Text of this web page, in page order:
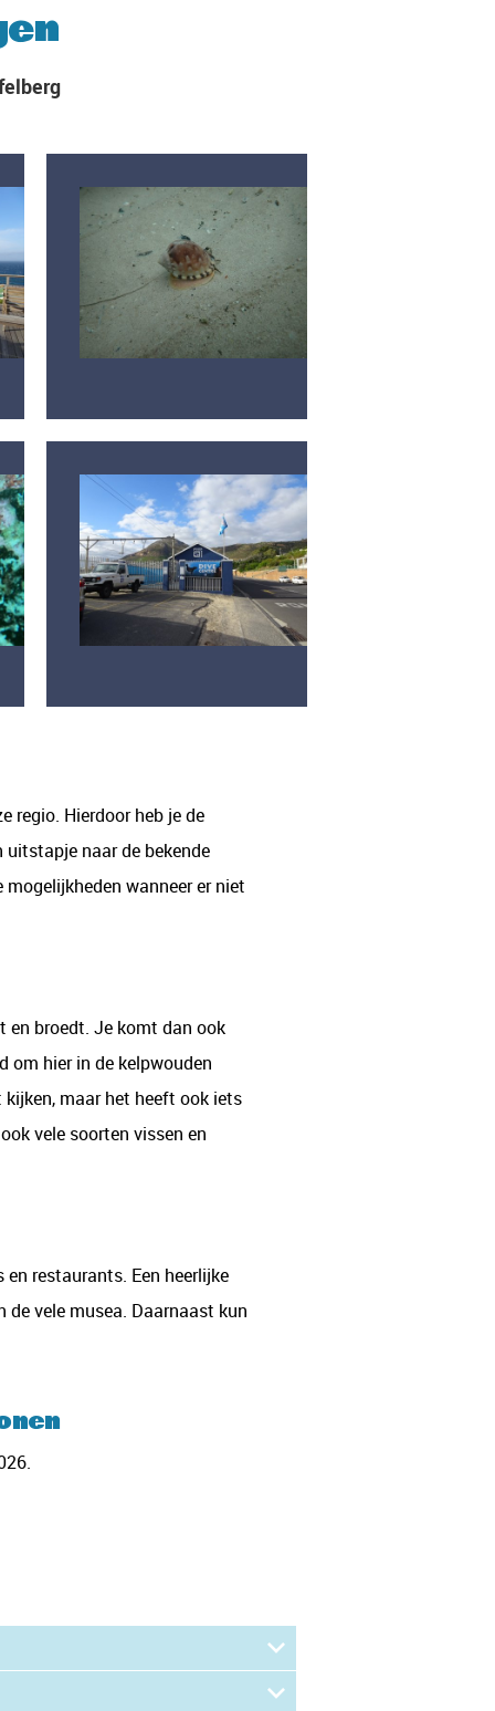
regio. Hierdoor heb je de
naar de bekende
wanneer er niet
en broedt. Je komt dan ook
om hier in de kelpwouden
maar het heeft ook iets
vele soorten vissen en
restaurants. Een heerlijke
de vele musea. Daarnaast kun